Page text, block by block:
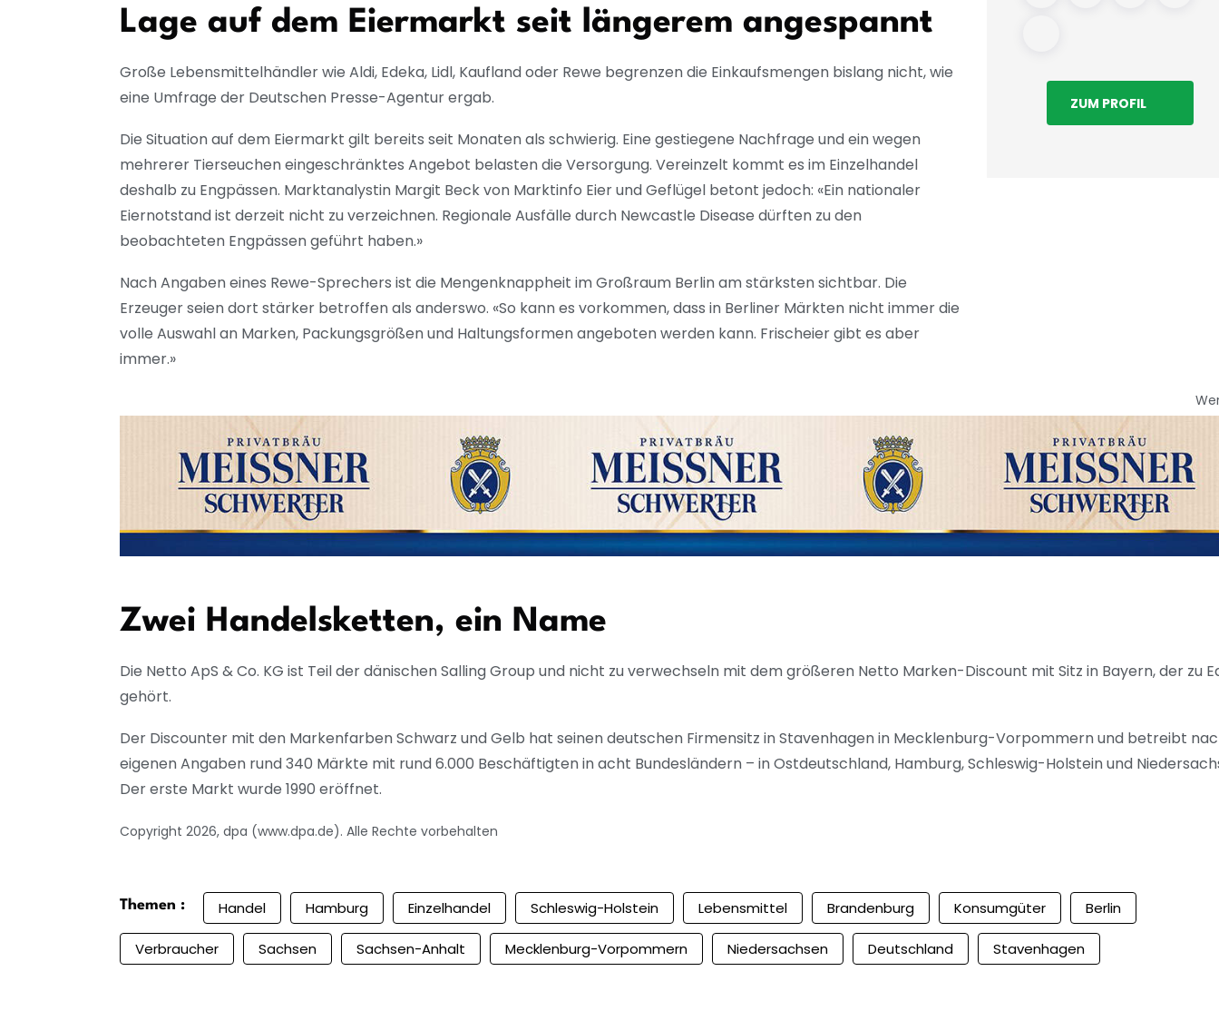
Lage auf dem Eiermarkt seit längerem angespannt
Große Lebensmittelhändler wie Aldi, Edeka, Lidl, Kaufland oder Rewe begrenzen die Einkaufsmengen bislang nicht, wie
eine Umfrage der Deutschen Presse-Agentur ergab.
Die Situation auf dem Eiermarkt gilt bereits seit Monaten als schwierig. Eine gestiegene Nachfrage und ein wegen
mehrerer Tierseuchen eingeschränktes Angebot belasten die Versorgung. Vereinzelt kommt es im Einzelhandel
deshalb zu Engpässen. Marktanalystin Margit Beck von Marktinfo Eier und Geflügel betont jedoch: «Ein nationaler
Eiernotstand ist derzeit nicht zu verzeichnen. Regionale Ausfälle durch Newcastle Disease dürften zu den
beobachteten Engpässen geführt haben.»
Nach Angaben eines Rewe-Sprechers ist die Mengenknappheit im Großraum Berlin am stärksten sichtbar. Die
Erzeuger seien dort stärker betroffen als anderswo. «So kann es vorkommen, dass in Berliner Märkten nicht immer die
volle Auswahl an Marken, Packungsgrößen und Haltungsformen angeboten werden kann. Frischeier gibt es aber
immer.»
ZUM PROFIL
Zwei Handelsketten, ein Name
Die Netto ApS & Co. KG ist Teil der dänischen Salling Group und nicht zu verwechseln mit dem größeren Netto Marken-Discount mit Sitz in Bayern, der zu
gehört.
Der Discounter mit den Markenfarben Schwarz und Gelb hat seinen deutschen Firmensitz in Stavenhagen in Mecklenburg-Vorpommern und betreibt
eigenen Angaben rund 340 Märkte mit rund 6.000 Beschäftigten in acht Bundesländern – in Ostdeutschland, Hamburg, Schleswig-Holstein und
Der erste Markt wurde 1990 eröffnet.
Copyright 2026, dpa (www.dpa.de). Alle Rechte vorbehalten
Themen : Handel Hamburg Einzelhandel Schleswig-Holstein Lebensmittel Brandenburg Konsumgüter Berlin
Verbraucher Sachsen Sachsen-Anhalt Mecklenburg-Vorpommern Niedersachsen Deutschland Stavenhagen